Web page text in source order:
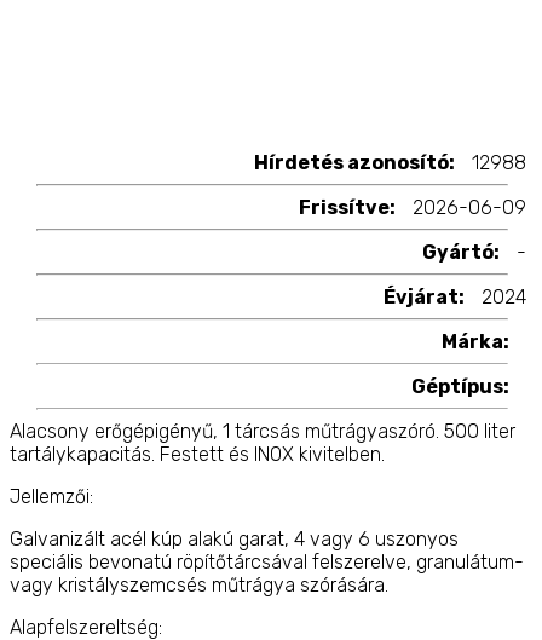
Hírdetés azonosító:
12988
Frissítve:
2026-06-09
Gyártó:
-
Évjárat:
2024
Márka:
Géptípus:
Alacsony erőgépigényű, 1 tárcsás műtrágyaszóró. 500 liter
tartálykapacitás. Festett és INOX kivitelben.
Jellemzői:
Galvanizált acél kúp alakú garat, 4 vagy 6 uszonyos
speciális bevonatú röpítőtárcsával felszerelve, granulátum-
vagy kristályszemcsés műtrágya szórására.
Alapfelszereltség: